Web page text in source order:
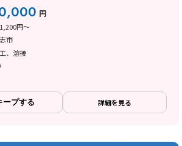
円
円～
市
、溶接
ープする 詳細を見る